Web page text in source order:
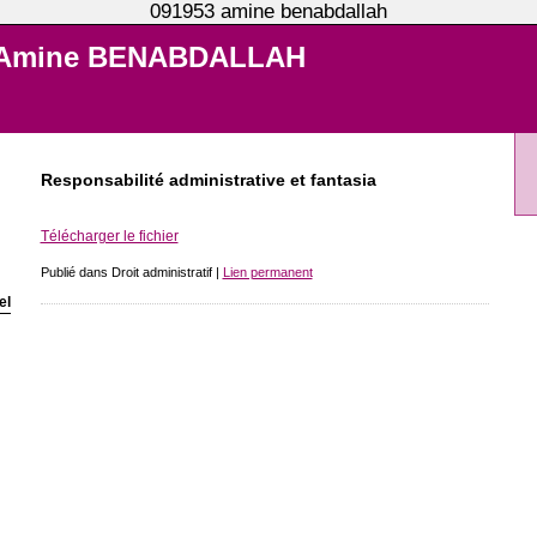
091953 amine benabdallah
BENABDALLAH
Responsabilité administrative et fantasia
Télécharger le fichier
Publié dans Droit administratif | Lien permanent